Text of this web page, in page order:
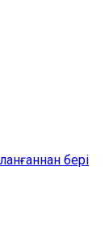
бері